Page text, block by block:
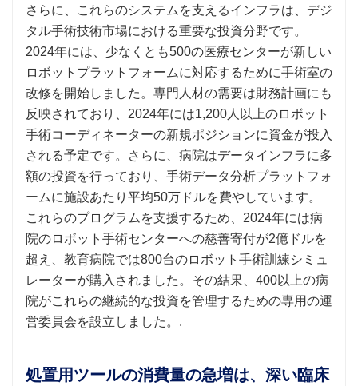
さらに、これらのシステムを支えるインフラは、デジ
タル手術技術市場における重要な投資分野です。
2024年には、少なくとも500の医療センターが新しい
ロボットプラットフォームに対応するために手術室の
改修を開始しました。専門人材の需要は財務計画にも
反映されており、2024年には1,200人以上のロボット
手術コーディネーターの新規ポジションに資金が投入
される予定です。さらに、病院はデータインフラに多
額の投資を行っており、手術データ分析プラットフォ
ームに施設あたり平均50万ドルを費やしています。
これらのプログラムを支援するため、2024年には病
院のロボット手術センターへの慈善寄付が2億ドルを
超え、教育病院では800台のロボット手術訓練シミュ
レーターが購入されました。その結果、400以上の病
院がこれらの継続的な投資を管理するための専用の運
営委員会を設立しました。.
処置用ツールの消費量の急増は、深い臨床